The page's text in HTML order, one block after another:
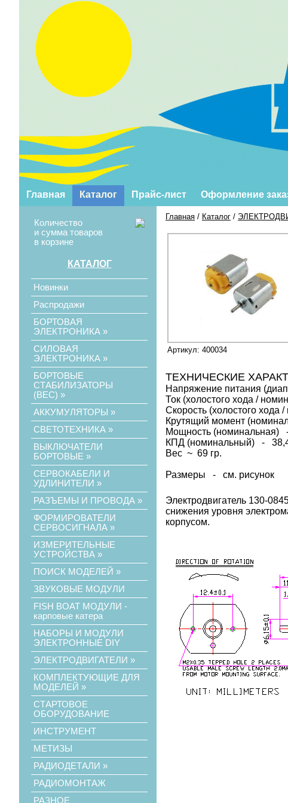
Главная Каталог Прайс-лист Оформление
Количество
и сумма товаров
в корзине
КАТАЛОГ
Новинки
Распродажи
БОРТОВАЯ
ЭЛЕКТРОНИКА »
СИЛОВАЯ
ЭЛЕКТРОНИКА »
БОРТОВЫЕ
СТАБИЛИЗАТОРЫ
(ВЕС) »
АККУМУЛЯТОРЫ »
СВЕТОТЕХНИКА »
ВЫКЛЮЧАТЕЛИ
БОРТОВЫЕ »
СЕРВОКАБЕЛИ И
УДЛИНИТЕЛИ »
РАЗЪЕМЫ И ПРОВОДА »
ФОРМИРОВАТЕЛИ
СЕРВОСИГНАЛА »
ИЗМЕРИТЕЛЬНЫЕ
УСТРОЙСТВА »
ПОИСК МОДЕЛЕЙ »
ЗВУКОВЫЕ МОДУЛИ
FISH BOAT МОДУЛИ -
карповые катера
НАБОРЫ И МОДУЛИ
ЭЛЕКТРОННЫЕ DIY
ЭЛЕКТРОДВИГАТЕЛИ »
КОМПЛЕКТУЮЩИЕ ДЛЯ
МОДЕЛЕЙ »
СТАРТОВОЕ
ОБОРУДОВАНИЕ
ИНСТРУМЕНТ
МЕТИЗЫ
РАДИОДЕТАЛИ »
РАДИОМОНТАЖ
РАЗНОЕ
Главная / Каталог /
Артикул: 400034
ТЕХНИЧЕСКИЕ
Напряжение питания
Ток (холостого хода /
Cкорость (холостого
Крутящий момент
Мощность (номинальная)
КПД (номинальный) -
Вес ~ 69 гр.
Размеры - см. рисунок
Электродвигатель 130-
снижения уровня
корпусом.